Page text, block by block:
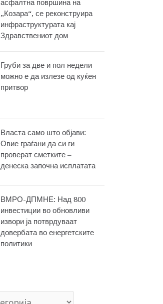
асфалтна површина на
„Козара“, се реконструира
инфраструктурата кај
Здравствениот дом
Груби за две и пол недели
можно е да излезе од куќен
притвор
Власта само што објави:
Овие граѓани да си ги
проверат сметките –
денеска започна исплатата
ВМРО-ДПМНЕ: Над 800
инвестиции во обновливи
извори ја потврдуваат
довербата во енергетските
политики